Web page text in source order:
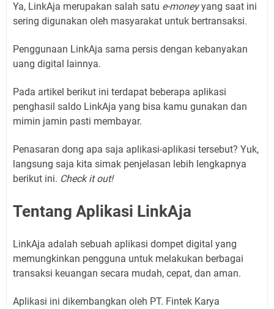
Ya, LinkAja merupakan salah satu e-moneyyang saat ini
sering digunakan oleh masyarakat untuk bertransaksi.
Penggunaan LinkAja sama persis dengan kebanyakan
uang digital lainnya.
Pada artikel berikut ini terdapat beberapa aplikasi
penghasil saldo LinkAja yang bisa kamu gunakan dan
mimin jamin pasti membayar.
Penasaran dong apa saja aplikasi-aplikasi tersebut? Yuk,
langsung saja kita simak penjelasan lebih lengkapnya
berikut ini. Check it out!
Tentang Aplikasi LinkAja
LinkAja adalah sebuah aplikasi dompet digital yang
memungkinkan pengguna untuk melakukan berbagai
transaksi keuangan secara mudah, cepat, dan aman.
Aplikasi ini dikembangkan oleh PT. Fintek Karya